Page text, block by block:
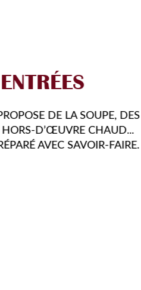
DE NOUVEAUX
VOS PAPILLES TOUT
FONT PARTIE DE NOS